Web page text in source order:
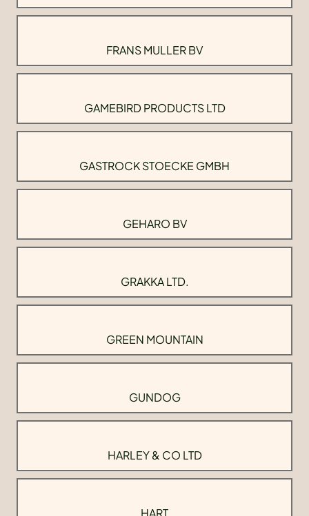
FRANS MULLER BV
GAMEBIRD PRODUCTS LTD
GASTROCK STOECKE GMBH
GEHARO BV
GRAKKA LTD.
GREEN MOUNTAIN
GUNDOG
HARLEY & CO LTD
HART